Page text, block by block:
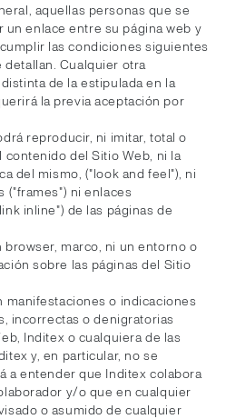
aquellas personas que se
un enlace entre su página web y
las condiciones siguientes
Cualquier otra
de la estipulada en la
la previa aceptación por
reproducir, ni imitar, total o
contenido del Sitio Web, ni la
del mismo, ("look and feel"), ni
("frames") ni enlaces
inline") de las páginas de
browser, marco, ni un entorno o
sobre las páginas del Sitio
manifestaciones o indicaciones
incorrectas o denigratorias
Inditex o cualquiera de las
y, en particular, no se
a entender que Inditex colabora
y/o que en cualquier
o asumido de cualquier